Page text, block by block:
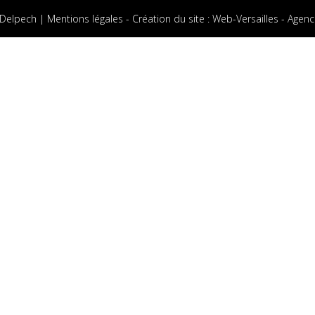
| Mentions légales - Création du site : Web-Versailles -